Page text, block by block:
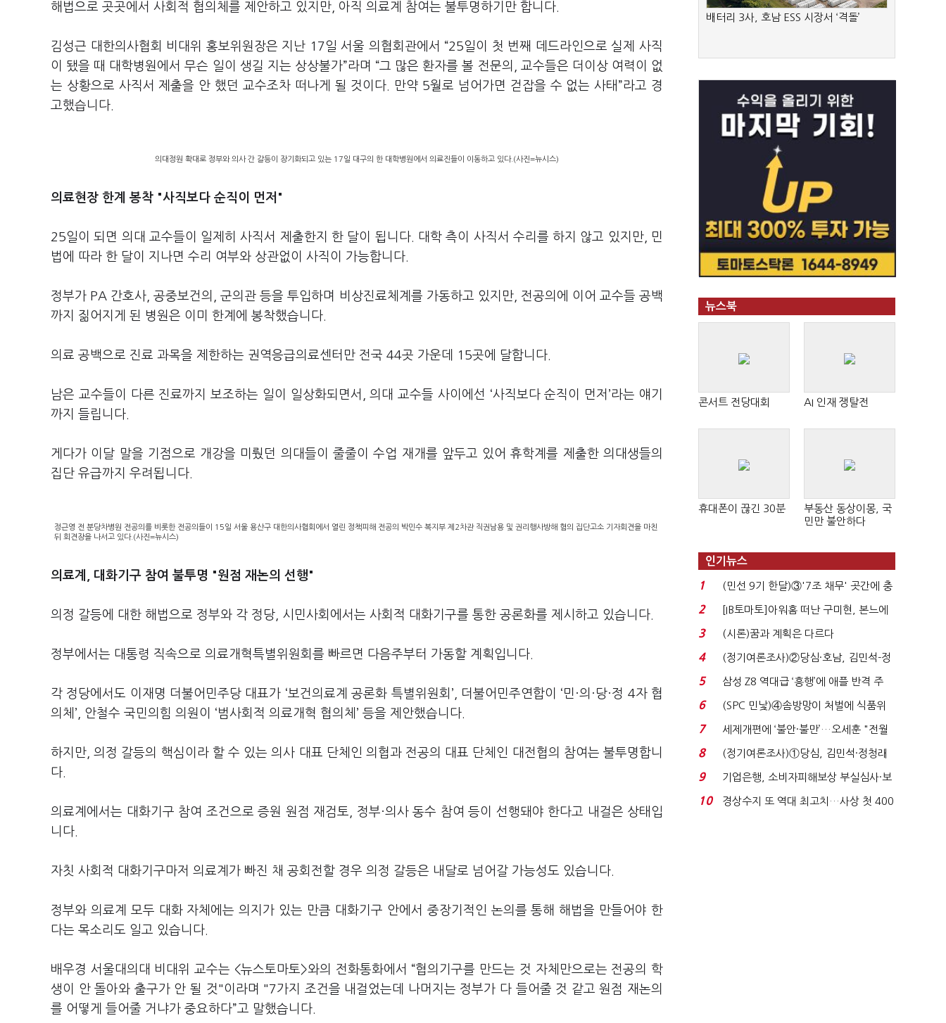
해법으로 곳곳에서 사회적 협의체를 제안하고 있지만, 아직 의료계 참여는 불투명하기만 합니다.
김성근 대한의사협회 비대위 홍보위원장은 지난 17일 서울 의협회관에서 “25일이 첫 번째 데드라인으로 실제 사직
이 됐을 때 대학병원에서 무슨 일이 생길 지는 상상불가”라며 “그 많은 환자를 볼 전문의, 교수들은 더이상 여력이 없
는 상황으로 사직서 제출을 안 했던 교수조차 떠나게 될 것이다. 만약 5월로 넘어가면 걷잡을 수 없는 사태”라고 경
고했습니다.
의대정원 확대로 정부와 의사 간 갈등이 장기화되고 있는 17일 대구의 한 대학병원에서 의료진들이 이동하고 있다.(사진=뉴시스)
의료현장 한계 봉착 "사직보다 순직이 먼저"
25일이 되면 의대 교수들이 일제히 사직서 제출한지 한 달이 됩니다. 대학 측이 사직서 수리를 하지 않고 있지만, 민
법에 따라 한 달이 지나면 수리 여부와 상관없이 사직이 가능합니다.
정부가 PA 간호사, 공중보건의, 군의관 등을 투입하며 비상진료체계를 가동하고 있지만, 전공의에 이어 교수들 공백
까지 짊어지게 된 병원은 이미 한계에 봉착했습니다.
의료 공백으로 진료 과목을 제한하는 권역응급의료센터만 전국 44곳 가운데 15곳에 달합니다.
남은 교수들이 다른 진료까지 보조하는 일이 일상화되면서, 의대 교수들 사이에선 ‘사직보다 순직이 먼저’라는 얘기
까지 들립니다.
게다가 이달 말을 기점으로 개강을 미뤘던 의대들이 줄줄이 수업 재개를 앞두고 있어 휴학계를 제출한 의대생들의
집단 유급까지 우려됩니다.
정근영 전 분당차병원 전공의를 비롯한 전공의들이 15일 서울 용산구 대한의사협회에서 열린 정책피해 전공의 박민수 복지부 제2차관 직권남용 및 권리행사방해 혐의 집단고소 기자회견을 마친
뒤 회견장을 나서고 있다.(사진=뉴시스)
의료계, 대화기구 참여 불투명 "원점 재논의 선행"
의정 갈등에 대한 해법으로 정부와 각 정당, 시민사회에서는 사회적 대화기구를 통한 공론화를 제시하고 있습니다.
정부에서는 대통령 직속으로 의료개혁특별위원회를 빠르면 다음주부터 가동할 계획입니다.
각 정당에서도 이재명 더불어민주당 대표가 ‘보건의료계 공론화 특별위원회’, 더불어민주연합이 ‘민·의·당·정 4자 협
의체’, 안철수 국민의힘 의원이 ‘범사회적 의료개혁 협의체’ 등을 제안했습니다.
하지만, 의정 갈등의 핵심이라 할 수 있는 의사 대표 단체인 의협과 전공의 대표 단체인 대전협의 참여는 불투명합니
다.
의료계에서는 대화기구 참여 조건으로 증원 원점 재검토, 정부·의사 동수 참여 등이 선행돼야 한다고 내걸은 상태입
니다.
자칫 사회적 대화기구마저 의료계가 빠진 채 공회전할 경우 의정 갈등은 내달로 넘어갈 가능성도 있습니다.
정부와 의료계 모두 대화 자체에는 의지가 있는 만큼 대화기구 안에서 중장기적인 논의를 통해 해법을 만들어야 한
다는 목소리도 일고 있습니다.
배우경 서울대의대 비대위 교수는 <뉴스토마토>와의 전화통화에서 “협의기구를 만드는 것 자체만으로는 전공의 학
생이 안 돌아와 출구가 안 될 것"이라며 "7가지 조건을 내걸었는데 나머지는 정부가 다 들어줄 것 같고 원점 재논의
를 어떻게 들어줄 거냐가 중요하다”고 말했습니다.
배터리 3사, 호남 ESS 시장서 ‘격돌’
뉴스북
콘서트 전당대회 AI 인재 쟁탈전
휴대폰이 끊긴 30분
부동산 동상이몽, 국
민만 불안하다
인기뉴스
1
(민선 9기 한달)③'7조 채무' 곳간에 충
격…추미애, 20년...
2
[IB토마토]아워홈 떠난 구미현, 본느에
340억 베팅…가...
3 (시론)꿈과 계획은 다르다
4
(정기여론조사)②당심·호남, 김민석-정
청래 '초접전'...
5
삼성 Z8 역대급 ‘흥행’에 애플 반격 주
목…9월 ‘폴...
6
(SPC 민낯)④솜방망이 처벌에 식품위
생법 위반 반복...
7
세제개편에 ‘불안·불만’…오세훈 "전월
세 구하기 더 ...
8
(정기여론조사)①당심, 김민석·정청래
'초접전'…대통령 ...
9
기업은행, 소비자피해보상 부실심사·보
이스피싱 공시 ...
10
경상수지 또 역대 최고치…사상 첫 400